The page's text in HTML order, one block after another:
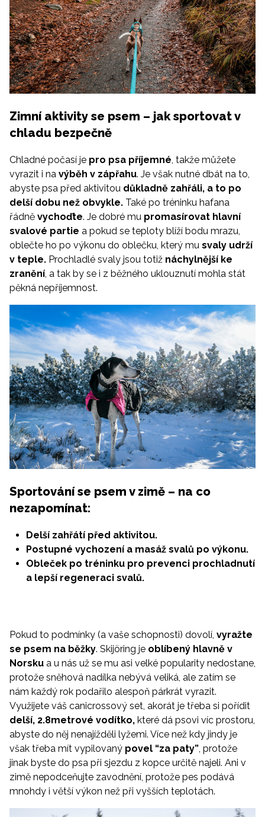
Zimní aktivity se psem – jak sportovat v
chladu bezpečně
Chladné počasí je pro psa příjemné , takže můžete
vyrazit i na výběh v zápřahu. Je však nutné dbát na to,
abyste psa před aktivitou důkladně zahřáli, a to po
delší dobu než obvykle. Také po tréninku hafana
řádně vychoďte. Je dobré mu promasírovat hlavní
svalové partie a pokud se teploty blíží bodu mrazu,
oblečte ho po výkonu do oblečku, který mu svaly udrží
v teple. Prochladlé svaly jsou totiž náchylnější ke
zranění , a tak by se i z běžného uklouznutí mohla stát
pěkná nepříjemnost.
Sportování se psem v zimě – na co
nezapomínat:
Delší zahřátí před aktivitou.
Postupné vychození a masáž svalů po výkonu.
Obleček po tréninku pro prevenci prochladnutí
a lepší regeneraci svalů.
Pokud to podmínky (a vaše schopnosti) dovolí, vyražte
se psem na běžky. Skijöring je oblíbený hlavně v
Norsku a u nás už se mu asi velké popularity nedostane,
protože sněhová nadílka nebývá veliká, ale zatím se
nám každý rok podařilo alespoň párkrát vyrazit.
Využijete váš canicrossový set, akorát je třeba si pořídit
delší, 2.8metrové vodítko, které dá psovi víc prostoru,
abyste do něj nenajížděli lyžemi. Více než kdy jindy je
však třeba mít vypilovaný povel “za paty”, protože
jinak byste do psa při sjezdu z kopce určitě najeli. Ani v
zimě nepodceňujte zavodnění, protože pes podává
mnohdy i větší výkon než při vyšších teplotách.